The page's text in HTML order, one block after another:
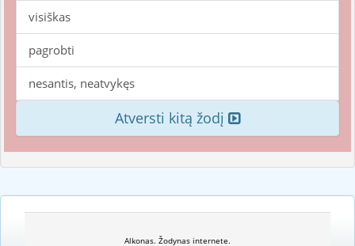
visiškas
pagrobti
nesantis, neatvykęs
Atversti kitą žodį
Alkonas. Žodynas internete.